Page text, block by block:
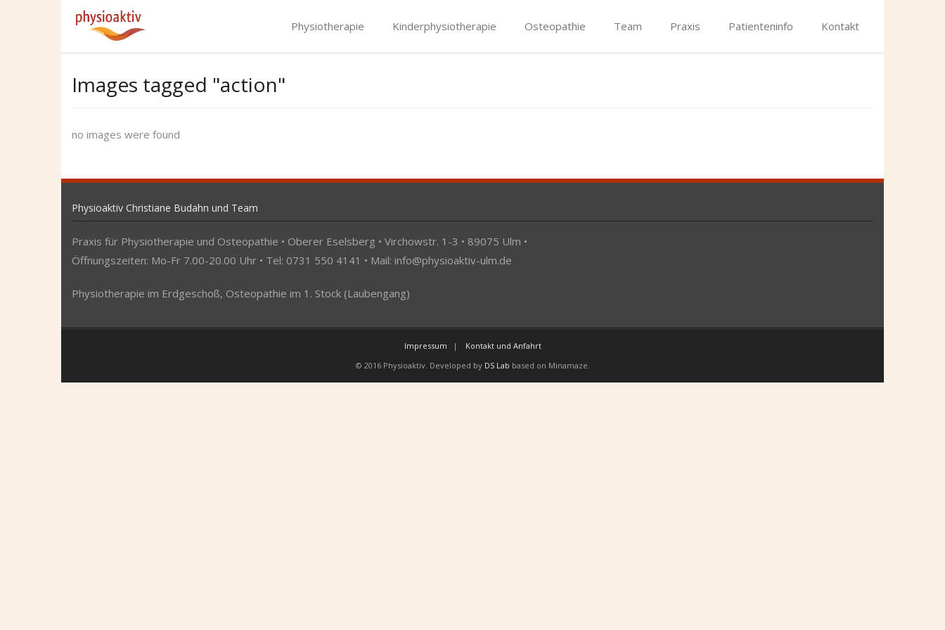
Physiotherapie Kinderphysiotherapie Osteopathie Team Praxis Patienteninfo Kontakt
Images tagged "action"
no images were found
Physioaktiv Christiane Budahn und Team
Praxis für Physiotherapie und Osteopathie • Oberer Eselsberg • Virchowstr. 1-3 • 89075 Ulm •
Öffnungszeiten: Mo-Fr 7.00-20.00 Uhr • Tel: 0731 550 4141 • Mail: info@physioaktiv-ulm.de
Physiotherapie im Erdgeschoß, Osteopathie im 1. Stock (Laubengang)
Impressum
Kontakt und Anfahrt
© 2016 Physioaktiv. Developed by DS Lab based on Minamaze.